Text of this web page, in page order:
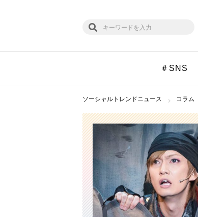
＃SNS
ソーシャルトレンドニュース コラム